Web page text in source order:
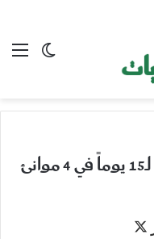
الوضع
تمديد إعفاء رسوم الترانزيت لـ15 يوماً في 4 موانئ